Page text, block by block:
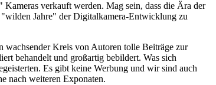
verkauft werden. Mag sein, dass die Ära der
Jahre" der Digitalkamera-Entwicklung zu
wachsender Kreis von Autoren tolle Beiträge zur
behandelt und großartig bebildert. Was sich
Es gibt keine Werbung und wir sind auch
nach weiteren Exponaten.